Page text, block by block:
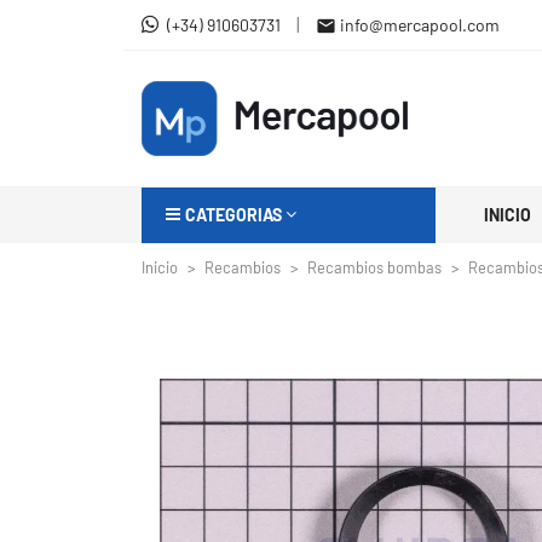
(+34) 910603731 |  info@mercapool.com
CATEGORIAS INICIO
Inicio Recambios Recambios bombas